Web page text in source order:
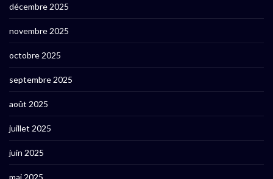
décembre 2025
novembre 2025
octobre 2025
septembre 2025
août 2025
juillet 2025
juin 2025